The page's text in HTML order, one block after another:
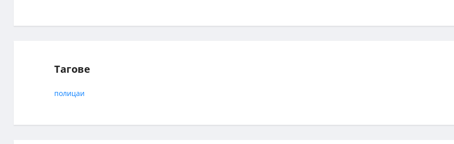
Тагове
полицаи